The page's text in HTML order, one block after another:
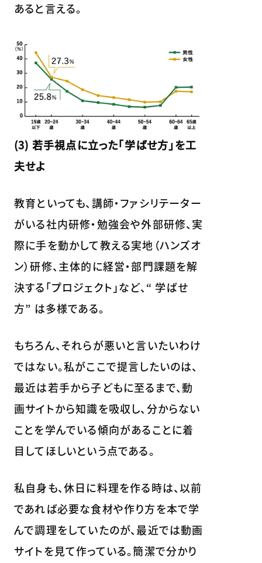
あると言える。
(3) 若手視点に立った「学ばせ方」を工
夫せよ
教育といっても、講師・ファシリテーター
がいる社内研修・勉強会や外部研修、実
際に手を動かして教える実地（ハンズオ
ン）研修、主体的に経営・部門課題を解
決する「プロジェクト」など、“ 学ばせ
方” は多様である。
もちろん、それらが悪いと言いたいわけ
ではない。私がここで提言したいのは、
最近は若手から子どもに至るまで、動
画サイトから知識を吸収し、分からない
ことを学んでいる傾向があることに着
目してほしいという点である。
私自身も、休日に料理を作る時は、以前
であれば必要な食材や作り方を本で学
んで調理をしていたのが、最近では動画
サイトを見て作っている。簡潔で分かり